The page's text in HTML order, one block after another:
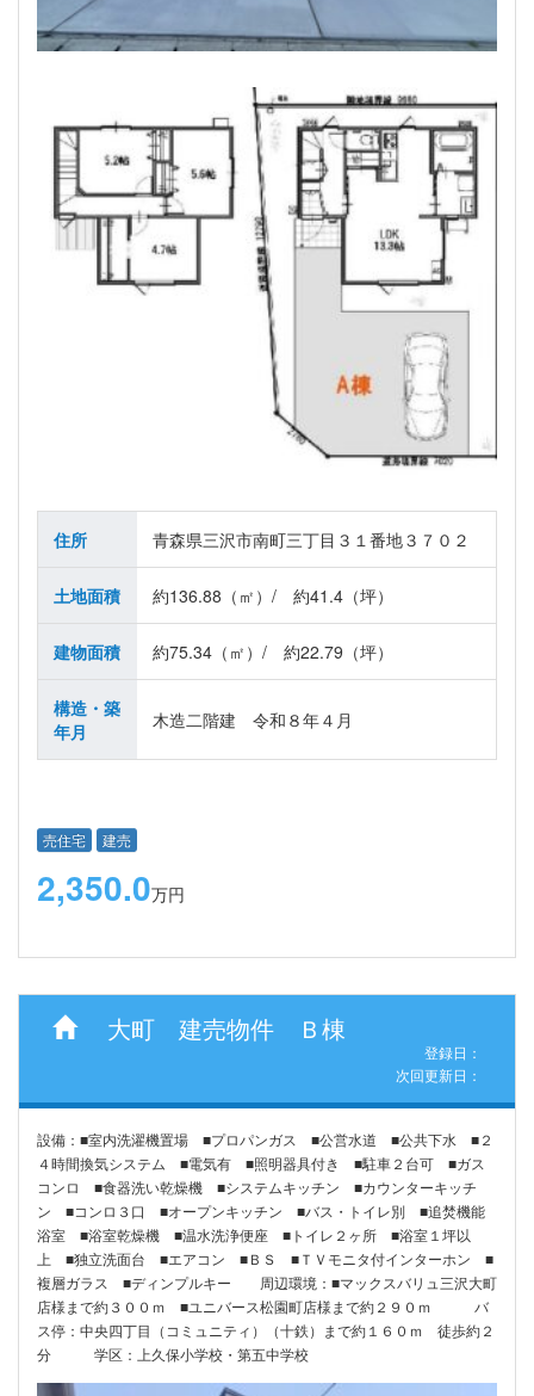
住所 青森県三沢市南町三丁目３１番地３７０２
土地面積 約136.88（㎡）/ 約41.4（坪）
建物面積 約75.34（㎡）/ 約22.79（坪）
構造・築
年月
木造二階建 令和８年４月
売住宅 建売
2,350.0万円
大町 建売物件 Ｂ棟
登録日：
次回更新日：
設備：■室内洗濯機置場 ■プロパンガス ■公営水道 ■公共下水 ■２
４時間換気システム ■電気有 ■照明器具付き ■駐車２台可 ■ガス
コンロ ■食器洗い乾燥機 ■システムキッチン ■カウンターキッチ
ン ■コンロ３口 ■オープンキッチン ■バス・トイレ別 ■追焚機能
浴室 ■浴室乾燥機 ■温水洗浄便座 ■トイレ２ヶ所 ■浴室１坪以
上 ■独立洗面台 ■エアコン ■ＢＳ ■ＴＶモニタ付インターホン ■
複層ガラス ■ディンプルキー 周辺環境：■マックスバリュ三沢大町
店様まで約３００ｍ ■ユニバース松園町店様まで約２９０ｍ バ
ス停：中央四丁目（コミュニティ）（十鉄）まで約１６０ｍ 徒歩約２
分 学区：上久保小学校・第五中学校